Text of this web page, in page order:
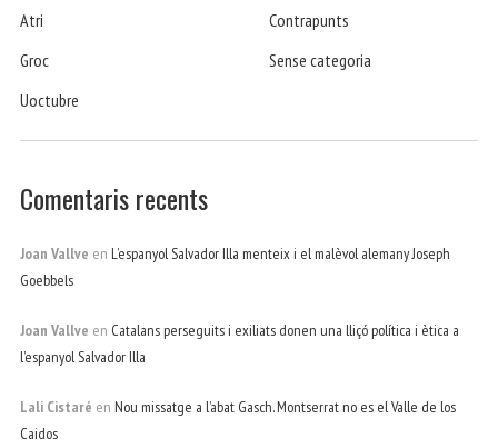
Atri
Contrapunts
Groc
Sense categoria
Uoctubre
Comentaris recents
Joan Vallve en L’espanyol Salvador Illa menteix i el malèvol alemany Joseph
Goebbels
Joan Vallve en Catalans perseguits i exiliats donen una lliçó política i ètica a
l’espanyol Salvador Illa
Lali Cistaré en Nou missatge a l’abat Gasch. Montserrat no es el Valle de los
Caidos